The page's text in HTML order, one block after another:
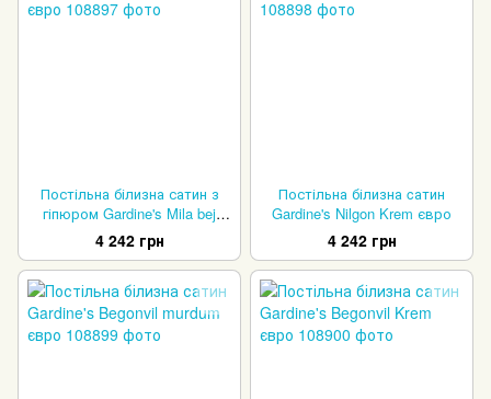
Постільна білизна сатин з
гіпюром Gardine's Mila bej
євро
4 242 грн
Постільна білизна cатин
Gardine's Nilgon Krem євро
4 242 грн